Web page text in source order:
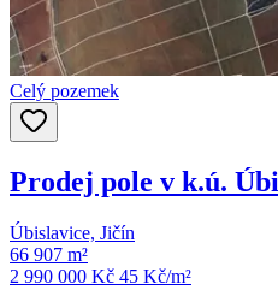
Celý pozemek
Prodej pole v k.ú.
Úbislavice, Jičín
66 907 m²
2 990 000 Kč 45 Kč/m²